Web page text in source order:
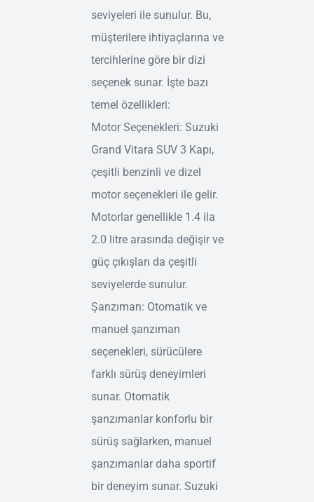
seviyeleri ile sunulur. Bu,
müşterilere ihtiyaçlarına ve
tercihlerine göre bir dizi
seçenek sunar. İşte bazı
temel özellikleri:
Motor Seçenekleri: Suzuki
Grand Vitara SUV 3 Kapı,
çeşitli benzinli ve dizel
motor seçenekleri ile gelir.
Motorlar genellikle 1.4 ila
2.0 litre arasında değişir ve
güç çıkışları da çeşitli
seviyelerde sunulur.
Şanzıman: Otomatik ve
manuel şanzıman
seçenekleri, sürücülere
farklı sürüş deneyimleri
sunar. Otomatik
şanzımanlar konforlu bir
sürüş sağlarken, manuel
şanzımanlar daha sportif
bir deneyim sunar. Suzuki